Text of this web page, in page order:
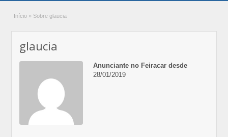
Início » Sobre glaucia
glaucia
Anunciante no Feiracar desde
28/01/2019